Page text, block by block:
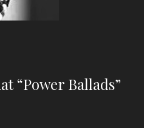
“Power Ballads”